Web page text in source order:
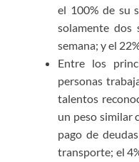
el 100% de su
solamente dos
semana; y el
Entre los
personas
talentos
un peso similar
pago de
transporte; el